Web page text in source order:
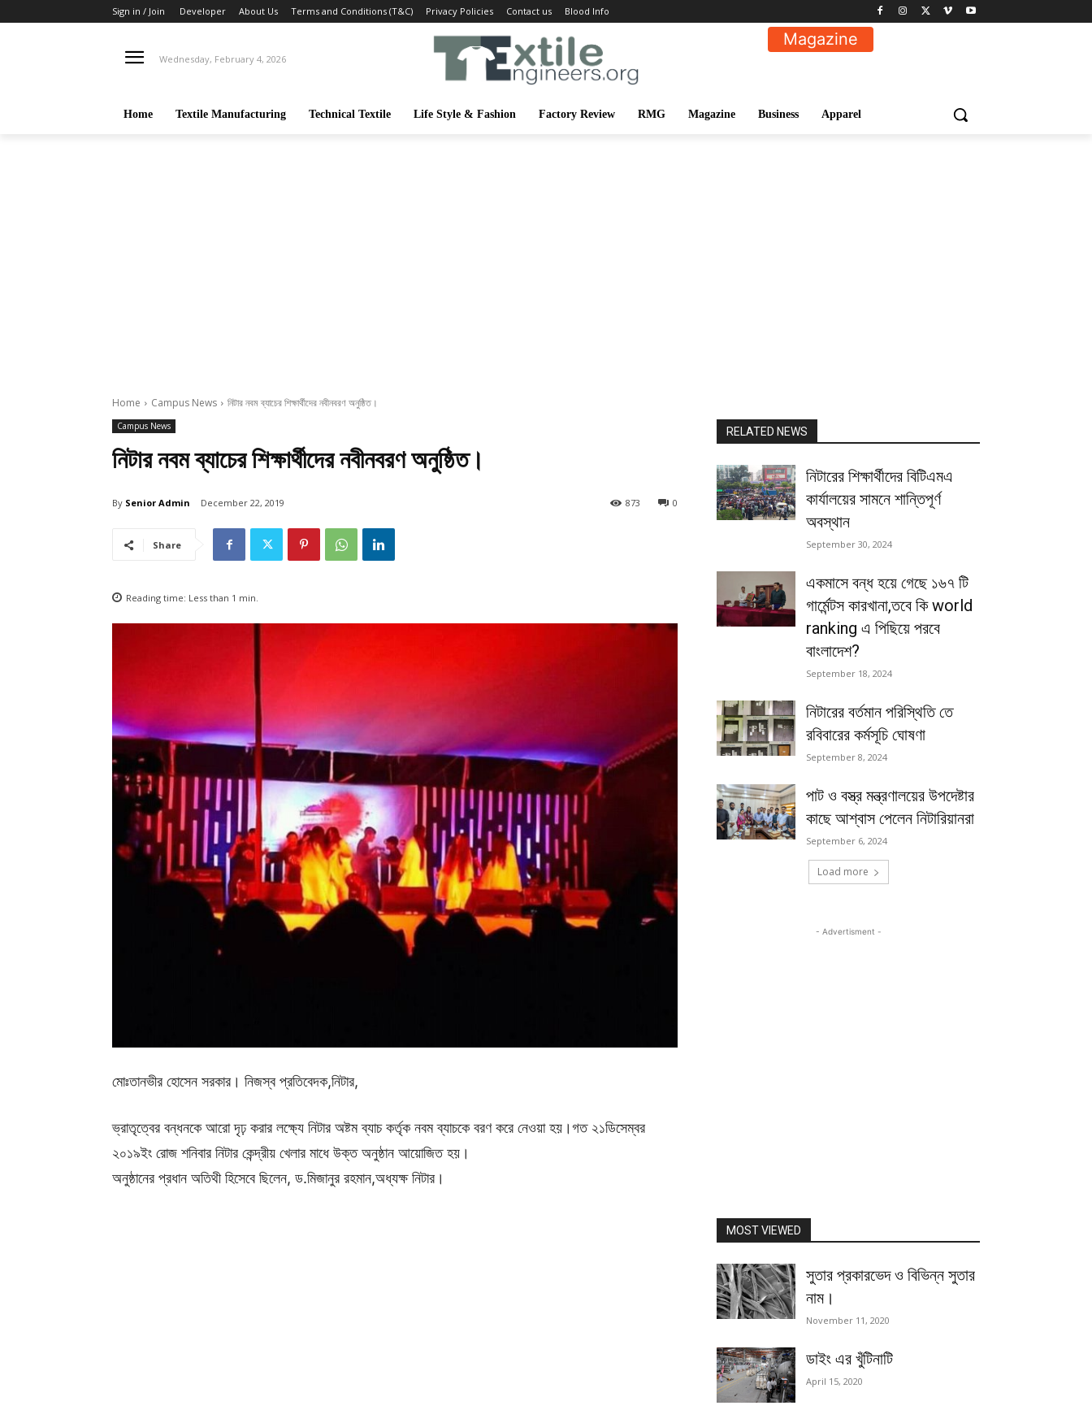
Sign in / Join Developer About Us Terms and Conditions (T&C) Privacy Policies Contact us Blood Info
Wednesday, February 4, 2026
Magazine
Home Textile Manufacturing Technical Textile Life Style & Fashion Factory Review RMG Magazine Business Apparel
Home Campus News নিটার নবম ব্যাচের শিক্ষার্থীদের নবীনবরণ অনুষ্ঠিত।
Campus News
নিটার নবম ব্যাচের শিক্ষার্থীদের নবীনবরণ অনুষ্ঠিত।
By Senior Admin December 22, 2019 0
873
Share
Reading time: Less than 1 min.
মোঃতানভীর হোসেন সরকার। নিজস্ব প্রতিবেদক,নিটার,
ভ্রাতৃত্বের বন্ধনকে আরো দৃঢ় করার লক্ষ্যে নিটার অষ্টম ব্যাচ কর্তৃক নবম ব্যাচকে বরণ করে নেওয়া হয়।গত ২১ডিসেম্বর
২০১৯ইং রোজ শনিবার নিটার কেন্দ্রীয় খেলার মাধে উক্ত অনুষ্ঠান আয়োজিত হয়।
অনুষ্ঠানের প্রধান অতিথী হিসেবে ছিলেন, ড.মিজানুর রহমান,অধ্যক্ষ নিটার।
RELATED NEWS
নিটারের শিক্ষার্থীদের বিটিএমএ
কার্যালয়ের সামনে শান্তিপূর্ণ
অবস্থান
September 30, 2024
একমাসে বন্ধ হয়ে গেছে ১৬৭ টি
গার্মেন্টস কারখানা,তবে কি world
ranking এ পিছিয়ে পরবে
বাংলাদেশ?
September 18, 2024
নিটারের বর্তমান পরিস্থিতি তে
রবিবারের কর্মসূচি ঘোষণা
September 8, 2024
পাট ও বস্ত্র মন্ত্রণালয়ের উপদেষ্টার
কাছে আশ্বাস পেলেন নিটারিয়ানরা
September 6, 2024
Load more
- Advertisment -
MOST VIEWED
সুতার প্রকারভেদ ও বিভিন্ন সুতার
নাম।
November 11, 2020
ডাইং এর খুঁটিনাটি
April 15, 2020